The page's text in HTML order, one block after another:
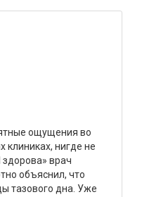
ощущения во
клиниках, нигде не
здорова» врач
объяснил, что
тазового дна. Уже